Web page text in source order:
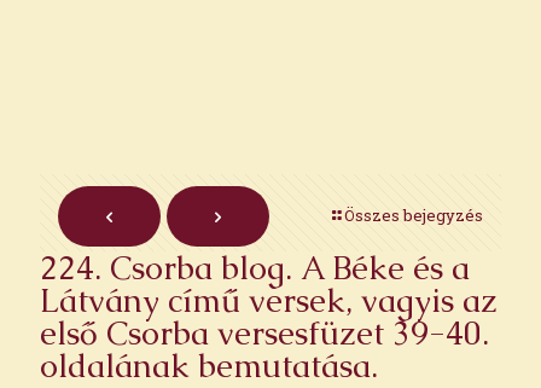
Összes bejegyzés
224. Csorba blog. A Béke és a
Látvány című versek, vagyis az
első Csorba versesfüzet 39-40.
oldalának bemutatása.